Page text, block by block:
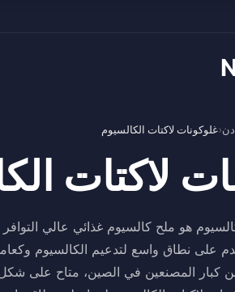
›غلوكونات لاكتات الكالسيوم
لاكتات
هو ملح كالسيوم غذائي عالي
على نطاق واسع لتدعيم الكالسيوم
من كبار المصنعين في الصين، متاح على